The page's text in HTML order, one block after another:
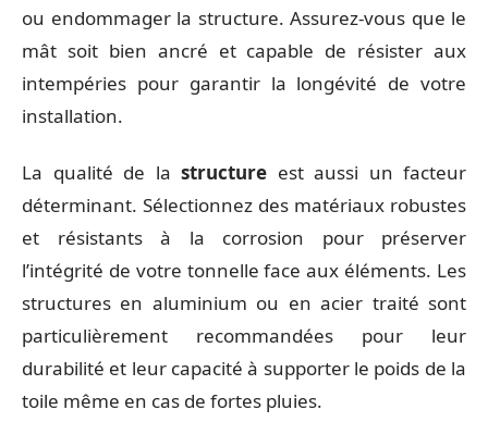
ou endommager la structure. Assurez-vous que le
mât soit bien ancré et capable de résister aux
intempéries pour garantir la longévité de votre
installation.
La qualité de la structure est aussi un facteur
déterminant. Sélectionnez des matériaux robustes
et résistants à la corrosion pour préserver
l’intégrité de votre tonnelle face aux éléments. Les
structures en aluminium ou en acier traité sont
particulièrement recommandées pour leur
durabilité et leur capacité à supporter le poids de la
toile même en cas de fortes pluies.